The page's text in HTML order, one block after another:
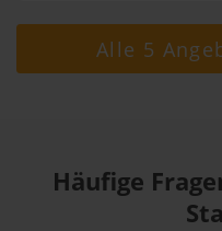
Alle 5
Häufige